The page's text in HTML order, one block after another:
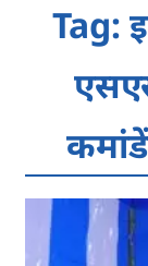
Tag: